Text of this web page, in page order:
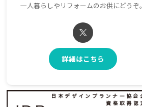
一人暮らしやリフォームのお供にどうぞ。
詳細はこちら